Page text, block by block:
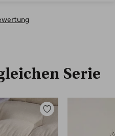
Serie
Zu
Favoriten
hinzufügen